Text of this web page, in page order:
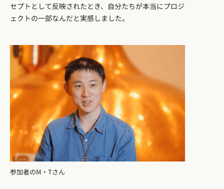
セプトとして反映されたとき、自分たちが本当にプロジ
ェクトの一部なんだと実感しました。
参加者のM・Tさん